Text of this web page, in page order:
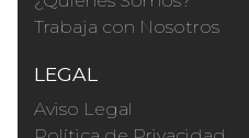
Trabaja con Nosotros
LEGAL
Aviso Legal